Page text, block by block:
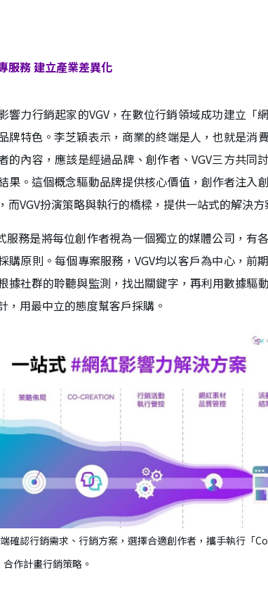
服務 建立產業差異化
響力行銷起家的VGV，在數位行銷領域成功建立「
牌特色。李芝穎表示，商業的終端是人，也就是消
的內容，應該是經過品牌、創作者、VGV三方共同
果。這個概念驅動品牌提供核心價值，創作者注入
而VGV扮演策略與執行的橋樑，提供一站式的解決方
服務是將每位創作者視為一個獨立的媒體公司，有
購原則。每個專案服務，VGV均以客戶為中心，前
據社群的聆聽與監測，找出關鍵字，再利用數據驅
，用最中立的態度幫客戶採購。
確認行銷需求、行銷方案，選擇合適創作者，攜手執行「Co
作計畫行銷策略。